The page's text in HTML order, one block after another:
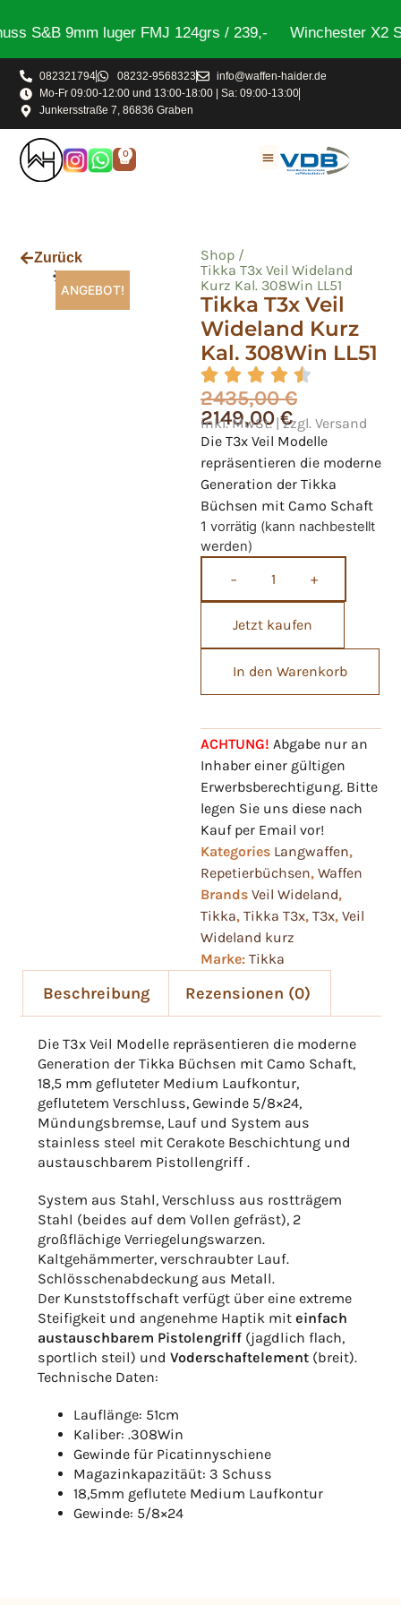
S&B 9mm luger FMJ 124grs / 239,- Winchester X2
082321794 08232-9568323
info@waffen-haider.de
Mo-Fr 09:00-12:00 und 13:00-18:00 | Sa: 09:00-13:00
Junkersstraße 7, 86836 Graben
0
Tikka T3x Veil
Wideland Kurz
Kal. 308Win LL51
2435,00€
2149,00€
inkl. MwSt. | zzgl. Versand
Die T3x Veil Modelle
repräsentieren die moderne
Generation der Tikka
Büchsen mit Camo Schaft
1 vorrätig (kann nachbestellt
werden)
− +
Jetzt kaufen
In den Warenkorb
Shop /
Tikka T3x Veil Wideland
Kurz Kal. 308Win LL51
ACHTUNG! Abgabe nur an
Inhaber einer gültigen
Erwerbsberechtigung. Bitte
legen Sie uns diese nach
Kauf per Email vor!
Kategories Langwaffen,
Repetierbüchsen, Waffen
Brands Veil Wideland,
Tikka, Tikka T3x, T3x, Veil
Wideland kurz
Marke: Tikka
Zurück
ANGEBOT!
Beschreibung Rezensionen (0)
Die T3x Veil Modelle repräsentieren die moderne
Generation der Tikka Büchsen mit Camo Schaft,
18,5 mm gefluteter Medium Laufkontur,
geflutetem Verschluss, Gewinde 5/8×24,
Mündungsbremse, Lauf und System aus
stainless steel mit Cerakote Beschichtung und
austauschbarem Pistollengriff .
System aus Stahl, Verschluss aus rostträgem
Stahl (beides auf dem Vollen gefräst), 2
großflächige Verriegelungswarzen.
Kaltgehämmerter, verschraubter Lauf.
Schlösschenabdeckung aus Metall.
Der Kunststoffschaft verfügt über eine extreme
Steifigkeit und angenehme Haptik mit einfach
austauschbarem Pistolengriff(jagdlich flach,
sportlich steil) und Voderschaftelement(breit).
Technische Daten:
Lauflänge: 51cm
Kaliber: .308Win
Gewinde für Picatinnyschiene
Magazinkapazitäüt: 3 Schuss
18,5mm geflutete Medium Laufkontur
Gewinde: 5/8×24